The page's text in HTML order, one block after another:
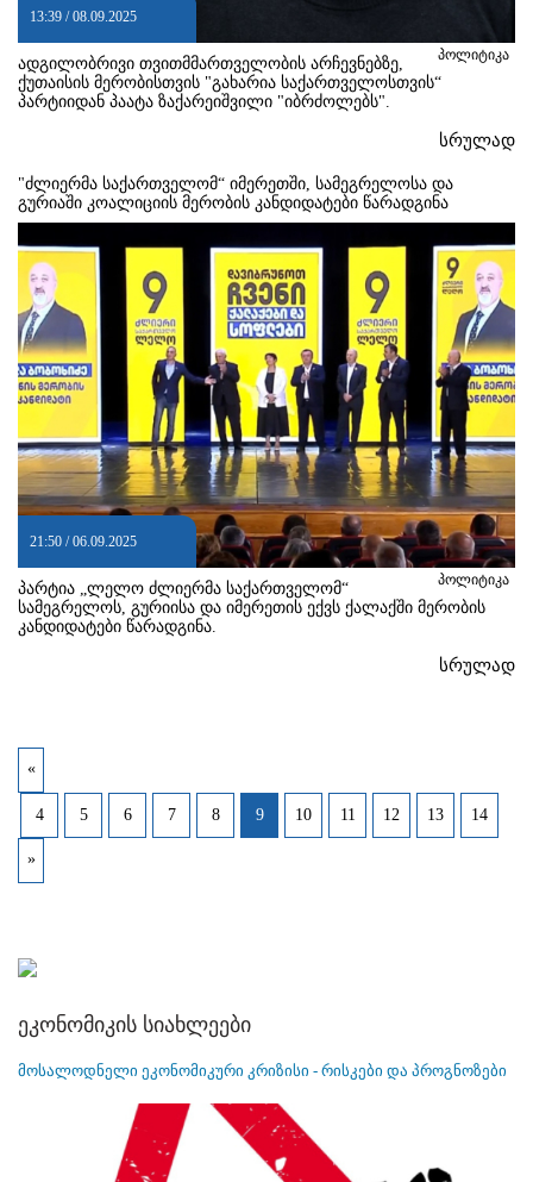
13:39 / 08.09.2025
პოლიტიკა
ადგილობრივი თვითმმართველობის არჩევნებზე,
ქუთაისის მერობისთვის "გახარია საქართველოსთვის“
პარტიიდან პაატა ზაქარეიშვილი "იბრძოლებს".
სრულად
"ძლიერმა საქართველომ“ იმერეთში, სამეგრელოსა და
გურიაში კოალიციის მერობის კანდიდატები წარადგინა
21:50 / 06.09.2025
პოლიტიკა
პარტია „ლელო ძლიერმა საქართველომ“
სამეგრელოს, გურიისა და იმერეთის ექვს ქალაქში მერობის
კანდიდატები წარადგინა.
სრულად
«
4 5 6 7 8 9 10 11 12 13 14
»
ეკონომიკის სიახლეები
მოსალოდნელი ეკონომიკური კრიზისი - რისკები და პროგნოზები